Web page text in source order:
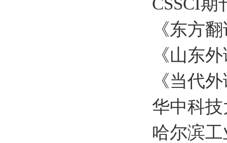
《东方
《山东
《当代
华中科
哈尔滨